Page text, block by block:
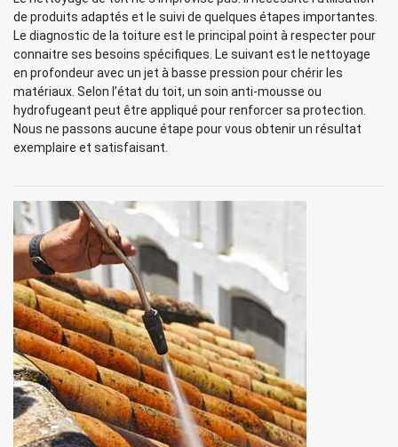
de produits adaptés et le suivi de quelques étapes importantes.
Le diagnostic de la toiture est le principal point à respecter pour
connaitre ses besoins spécifiques. Le suivant est le nettoyage
en profondeur avec un jet à basse pression pour chérir les
matériaux. Selon l’état du toit, un soin anti-mousse ou
hydrofugeant peut être appliqué pour renforcer sa protection.
Nous ne passons aucune étape pour vous obtenir un résultat
exemplaire et satisfaisant.